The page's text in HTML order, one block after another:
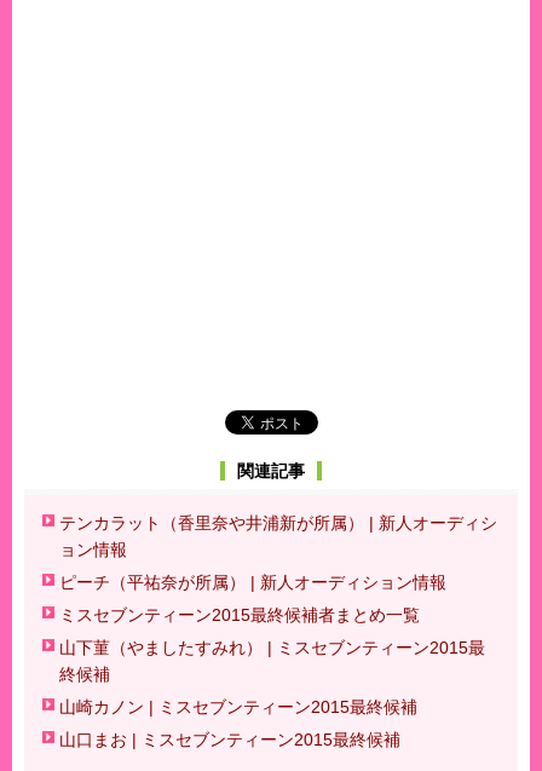
関連記事
テンカラット（香里奈や井浦新が所属） | 新人オーディシ
ョン情報
ピーチ（平祐奈が所属） | 新人オーディション情報
ミスセブンティーン2015最終候補者まとめ一覧
山下菫（やましたすみれ） | ミスセブンティーン2015最
終候補
山崎カノン | ミスセブンティーン2015最終候補
山口まお | ミスセブンティーン2015最終候補